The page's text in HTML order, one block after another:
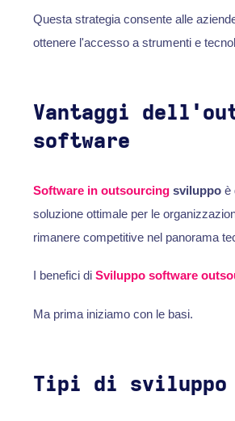
Questa strategia consente alle
ottenere l'accesso a strumenti e
Vantaggi
software
Software in outsourcingsviluppoè
soluzione ottimale per le
rimanere competitive nel panorama
I benefici di Sviluppo software
Ma prima iniziamo con le basi.
Tipi di sviluppo